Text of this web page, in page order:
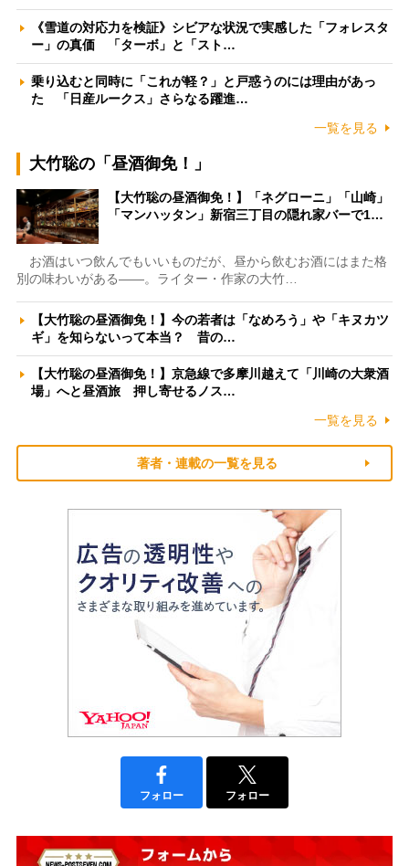
《雪道の対応力を検証》シビアな状況で実感した「フォレスタ
ー」の真価 「ターボ」と「スト…
乗り込むと同時に「これが軽？」と戸惑うのには理由があっ
た 「日産ルークス」さらなる躍進…
一覧を見る
大竹聡の「昼酒御免！」
【大竹聡の昼酒御免！】「ネグローニ」「山崎」
「マンハッタン」新宿三丁目の隠れ家バーで1…
お酒はいつ飲んでもいいものだが、昼から飲むお酒にはまた格
別の味わいがある――。ライター・作家の大竹…
【大竹聡の昼酒御免！】今の若者は「なめろう」や「キヌカツ
ギ」を知らないって本当？ 昔の…
【大竹聡の昼酒御免！】京急線で多摩川越えて「川崎の大衆酒
場」へと昼酒旅 押し寄せるノス…
一覧を見る
著者・連載の一覧を見る
フォロー フォロー